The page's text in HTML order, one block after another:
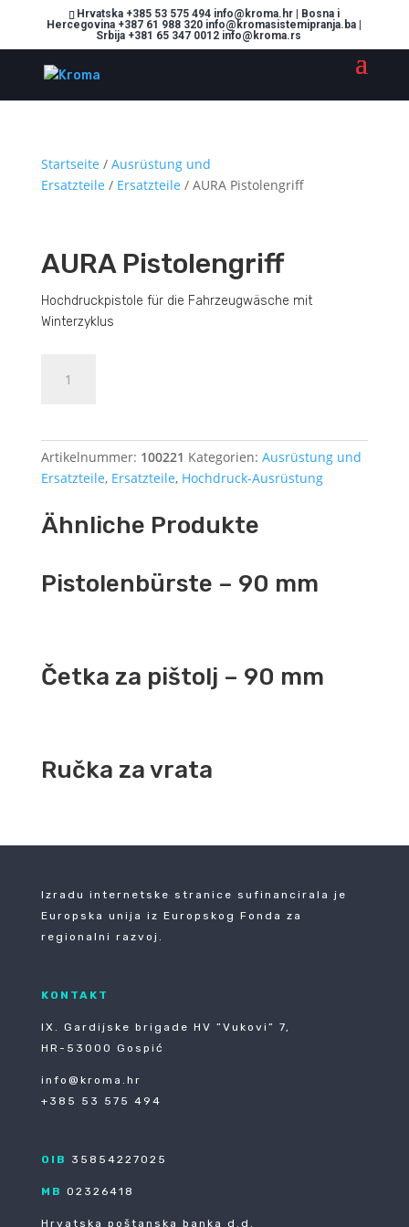
Hrvatska +385 53 575 494 info@kroma.hr | Bosna i
Hercegovina +387 61 988 320 info@kromasistemipranja.ba |
Srbija +381 65 347 0012 info@kroma.rs
Startseite / Ausrüstung und
Ersatzteile / Ersatzteile / AURA Pistolengriff
AURA Pistolengriff
Hochdruckpistole für die Fahrzeugwäsche mit
Winterzyklus
Pistolengriff
Artikelnummer: 100221 Kategorien: Ausrüstung und
Ersatzteile, Ersatzteile, Hochdruck-Ausrüstung
Ähnliche Produkte
Pistolenbürste – 90 mm
Četka za pištolj – 90 mm
Ručka za vrata
Izradu internetske stranice sufinancirala je
Europska unija iz Europskog Fonda za
regionalni razvoj.
KONTAKT
IX. Gardijske brigade HV ”Vukovi” 7,
HR-53000 Gospić
info@kroma.hr
+385 53 575 494
OIB 35854227025
MB 02326418
Hrvatska poštanska banka d.d.